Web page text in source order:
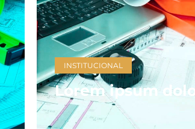
INSTITUCIONAL
Lorem ipsum